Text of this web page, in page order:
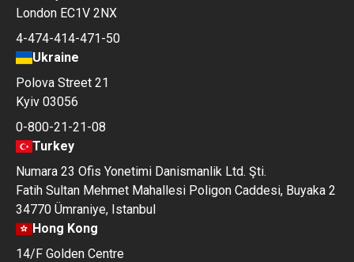
London EC1V 2NX
4-474-414-471-50
Ukraine
Polova Street 21
Kyiv 03056
0-800-21-21-08
Turkey
Numara 23 Ofis Yonetimi Danismanlik Ltd. Şti.
Fatih Sultan Mehmet Mahallesi Poligon Caddesi, Buyaka 2
34770 Ümraniye, Istanbul
Hong Kong
14/F Golden Centre